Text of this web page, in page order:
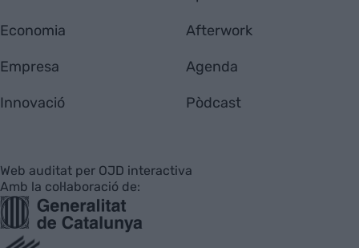
Economia
Empresa
Innovació
Afterwork
Agenda
Pòdcast
Web auditat per OJD interactiva
Amb la col·laboració de: